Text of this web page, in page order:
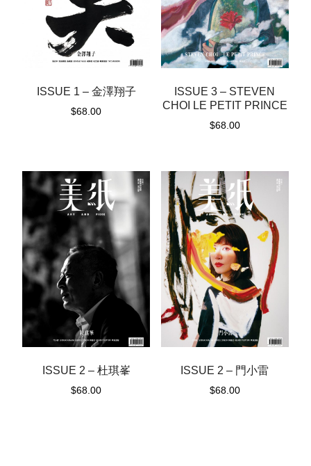
ISSUE 1 – 金澤翔子
$68.00
ISSUE 3 – STEVEN
CHOI LE PETIT PRINCE
$68.00
ISSUE 2 – 杜琪峯
$68.00
ISSUE 2 – 門小雷
$68.00